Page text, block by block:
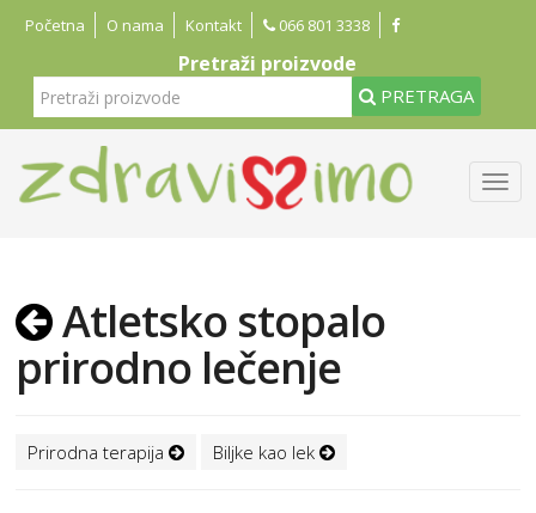
Početna O nama Kontakt 066 801 3338
Pretraži proizvode
PRETRAGA
Atletsko stopalo
prirodno lečenje
Prirodna terapija Biljke kao lek